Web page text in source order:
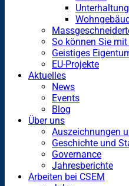
So können Sie
Geistiges
EU-Projekte
Aktuelles
News
Events
Blog
Über uns
Auszeichnungen
Geschichte und
Governance
Jahresberichte
Arbeiten bei CSEM